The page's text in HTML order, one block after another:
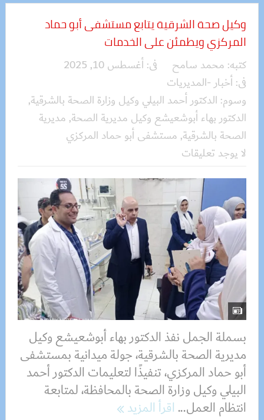
وكيل صحة الشرقية يتابع مستشفى أبو حماد
المركزي ويطمئن على الخدمات
كتبه: محمد سامح فى:أغسطس 10, 2025
فى:أخبار -المديريات
وسوم: الدكتور أحمد البيلي وكيل وزارة الصحة بالشرقية,
الدكتور بهاء أبوشعيشع وكيل مديرية الصحة, مديرية
الصحة بالشرقية, مستشفى أبو حماد المركزي
لا يوجد تعليقات
بسملة الجمل نفذ الدكتور بهاء أبوشعيشع وكيل
مديرية الصحة بالشرقية، جولة ميدانية بمستشفى
أبو حماد المركزي، تنفيذًا لتعليمات الدكتور أحمد
البيلي وكيل وزارة الصحة بالمحافظة، لمتابعة
انتظام العمل...اقرأ المزيد